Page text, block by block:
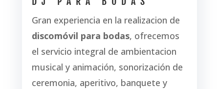
Gran experiencia en la realizacion de
discomóvil para bodas, ofrecemos
el servicio integral de ambientacion
musical y animación, sonorización de
ceremonia, aperitivo, banquete y